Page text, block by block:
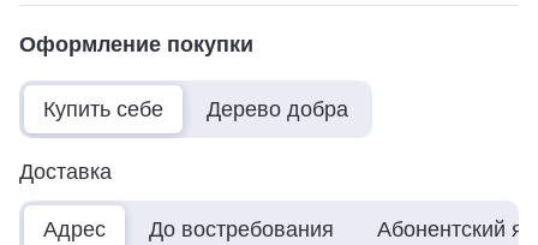
Оформление покупки
Купить себе Дерево добра
Доставка
Адрес До востребования Абонентский